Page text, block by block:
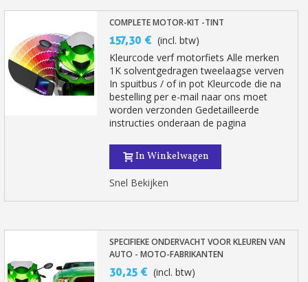
Verzamel loyaliteitspunten bij elke bestelling
Retourneer producten binnen 14 dagen
5€ korting op de eerste bestelling
10€ shopping voucher voor elke verwijzing
Schrijf je in voor de nieuwsbrief: €5 korting
COMPLETE MOTOR-KIT -TINT
157,30 € (incl. btw)
Kleurcode verf motorfiets Alle merken
1K solventgedragen tweelaagse verven
In spuitbus / of in pot Kleurcode die na
bestelling per e-mail naar ons moet
worden verzonden Gedetailleerde
instructies onderaan de pagina
In Winkelwagen
Snel Bekijken
SPECIFIEKE ONDERVACHT VOOR KLEUREN VAN
AUTO - MOTO-FABRIKANTEN
30,25 € (incl. btw)